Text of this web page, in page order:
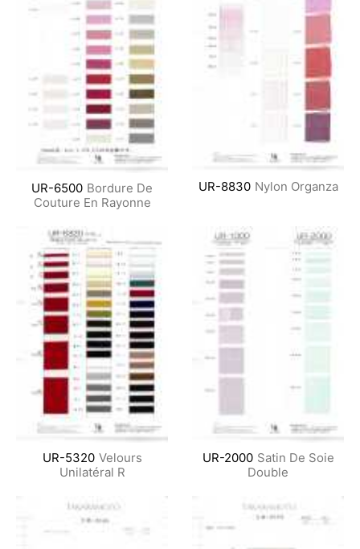
UR-6500 Bordure De
Couture En Rayonne
UR-8830 Nylon Organza
UR-5320 Velours
Unilatéral R
UR-2000 Satin De Soie
Double